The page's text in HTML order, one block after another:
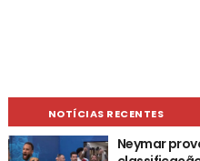
NOTÍCIAS RECENTES
Neymar